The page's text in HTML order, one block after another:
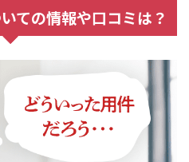
ての情報や口コミは？